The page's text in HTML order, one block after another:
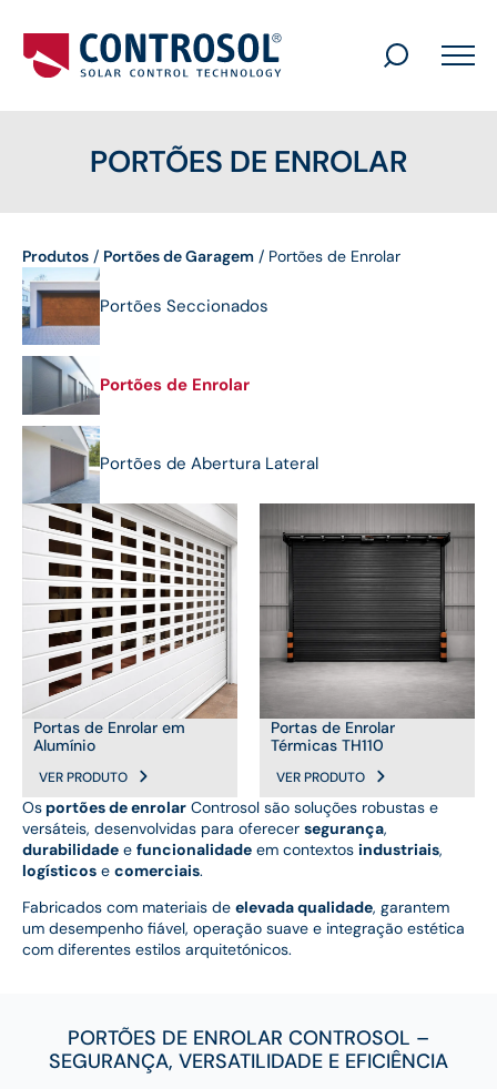
PORTÕES DE ENROLAR
Produtos / Portões de Garagem / Portões de Enrolar
Os portões de enrolar Controsol são soluções robustas e
versáteis, desenvolvidas para oferecer segurança,
durabilidade e funcionalidade em contextos industriais,
logísticos e comerciais.
Fabricados com materiais de elevada qualidade, garantem
um desempenho fiável, operação suave e integração estética
com diferentes estilos arquitetónicos.
Portões Seccionados
Portões de Enrolar
Portões de Abertura Lateral
Portas de Enrolar em
Alumínio
VER PRODUTO
Portas de Enrolar
Térmicas TH110
VER PRODUTO
PORTÕES DE ENROLAR CONTROSOL –
SEGURANÇA, VERSATILIDADE E EFICIÊNCIA